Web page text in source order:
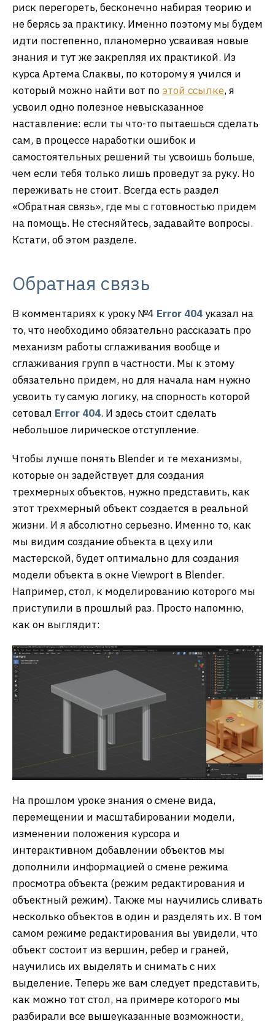
риск перегореть, бесконечно набирая теорию и
не берясь за практику. Именно поэтому мы будем
идти постепенно, планомерно усваивая новые
знания и тут же закрепляя их практикой. Из
курса Артема Слаквы, по которому я учился и
который можно найти вот по этой ссылке, я
усвоил одно полезное невысказанное
наставление: если ты что-то пытаешься сделать
сам, в процессе наработки ошибок и
самостоятельных решений ты усвоишь больше,
чем если тебя только лишь проведут за руку. Но
переживать не стоит. Всегда есть раздел
«Обратная связь», где мы с готовностью придем
на помощь. Не стесняйтесь, задавайте вопросы.
Кстати, об этом разделе.
Обратная связь
В комментариях к уроку №4 Error 404 указал на
то, что необходимо обязательно рассказать про
механизм работы сглаживания вообще и
сглаживания групп в частности. Мы к этому
обязательно придем, но для начала нам нужно
усвоить ту самую логику, на спорность которой
сетовал Error 404. И здесь стоит сделать
небольшое лирическое отступление.
Чтобы лучше понять Blender и те механизмы,
которые он задействует для создания
трехмерных объектов, нужно представить, как
этот трехмерный объект создается в реальной
жизни. И я абсолютно серьезно. Именно то, как
мы видим создание объекта в цеху или
мастерской, будет оптимально для создания
модели объекта в окне Viewport в Blender.
Например, стол, к моделированию которого мы
приступили в прошлый раз. Просто напомню,
как он выглядит:
На прошлом уроке знания о смене вида,
перемещении и масштабировании модели,
изменении положения курсора и
интерактивном добавлении объектов мы
дополнили информацией о смене режима
просмотра объекта (режим редактирования и
объектный режим). Также мы научились сливать
несколько объектов в один и разделять их. В том
самом режиме редактирования вы увидели, что
объект состоит из вершин, ребер и граней,
научились их выделять и снимать с них
выделение. Теперь же вам следует представить,
как можно тот стол, на примере которого мы
разбирали все вышеуказанные возможности,